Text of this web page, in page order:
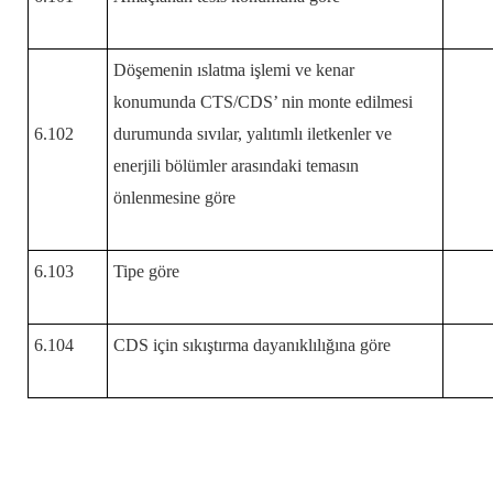
6.102
Döşemenin ıslatma işlemi ve kenar
konumunda CTS/CDS’ nin monte edilmesi
durumunda sıvılar, yalıtımlı iletkenler ve
enerjili bölümler arasındaki temasın
önlenmesine göre
6.103 Tipe göre
6.104 CDS için sıkıştırma dayanıklılığına göre